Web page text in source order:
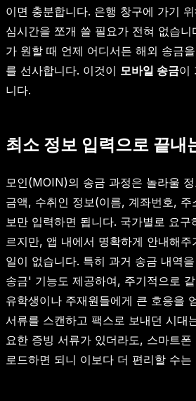
이면 충분합니다. 은행 창구에 가기
심시간을 쪼개 쓸 필요가 전혀 없습
가 원할 때 언제 어디서든 해외 송금
를 선사합니다. 이것이 모바일 송금이
니다.
최소 정보 입력으로 끝내
모인(MOIN)의 송금 과정은 놀라울
금액, 수취인 정보(이름, 계좌번호,
보만 입력하면 됩니다. 국가별로 요
르지만, 앱 내에서 명확하게 안내해
일이 없습니다. 특히 과거 송금 내역
송금' 기능도 제공하여, 주기적으로
유학생이나 주재원들에게 큰 호응을
서류를 스캔하고 팩스로 보내던 시대
요한 증빙 서류가 있더라도, 스마트
로드하면 되니 이보다 더 편리할 수는